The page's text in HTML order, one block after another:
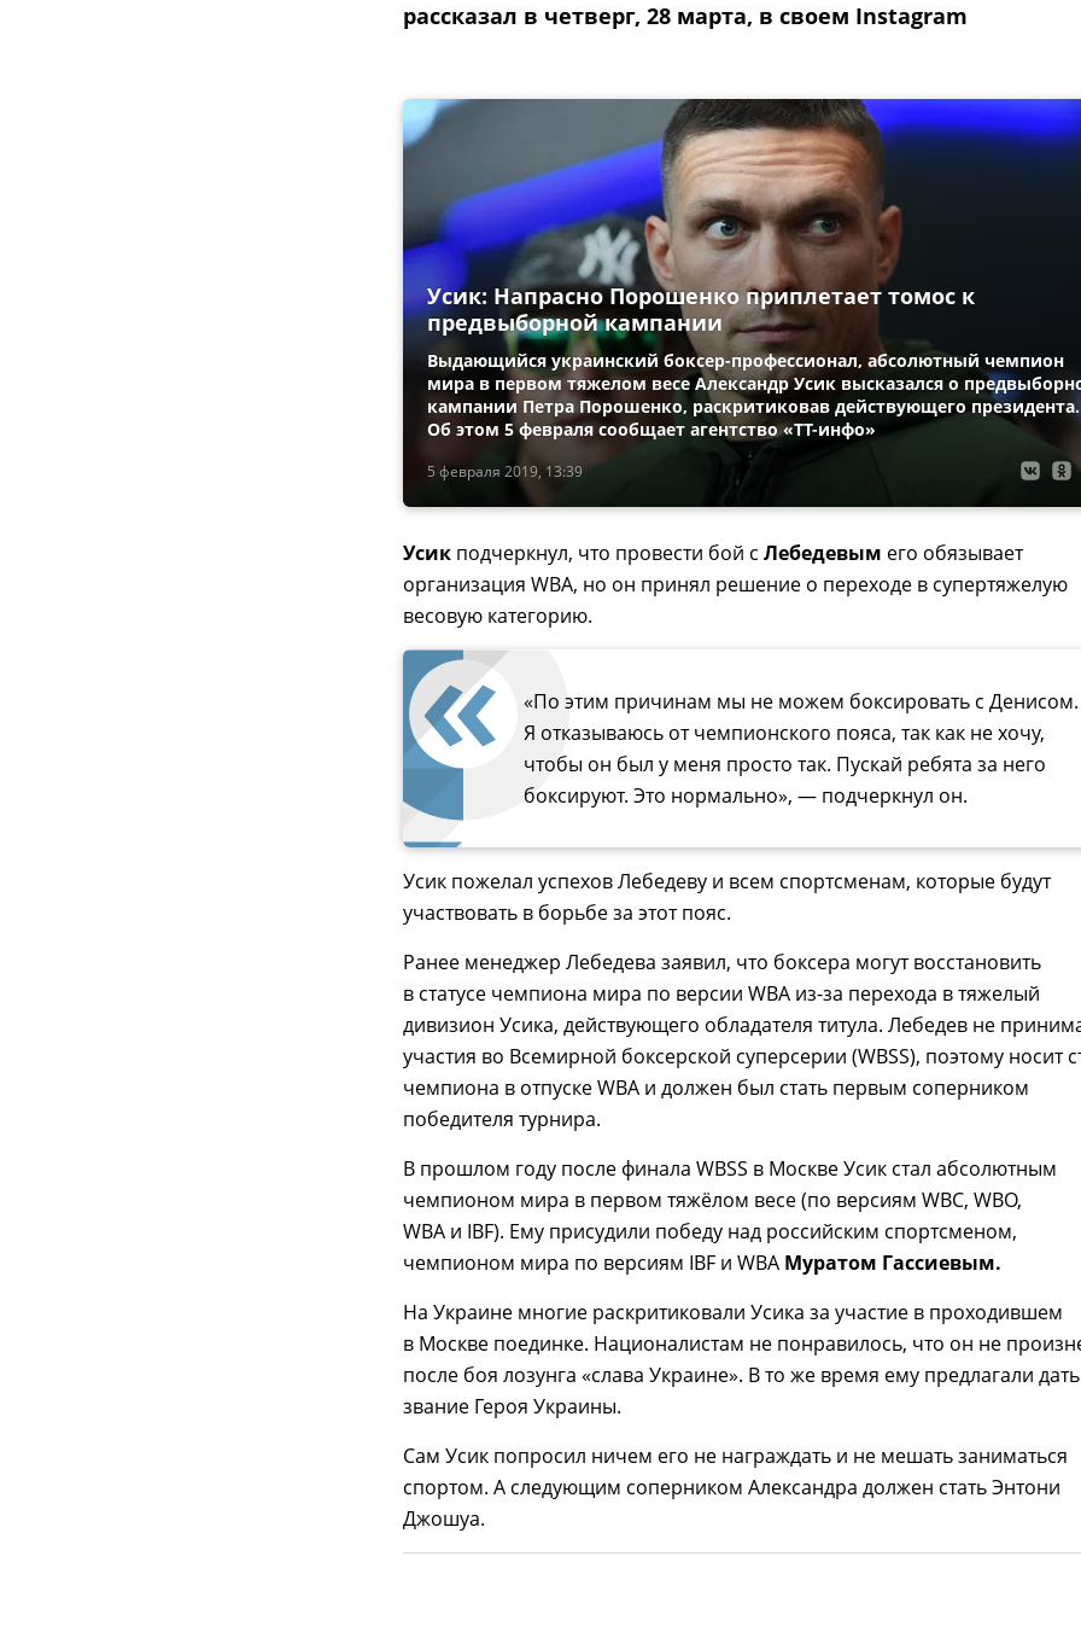
рассказал в четверг, 28 марта, в своем Instagram
5 февраля 2019, 13:39
Усик: Напрасно Порошенко приплетает томос к
предвыборной кампании
Выдающийся украинский боксер-профессионал, абсолютный чемпион
мира в первом тяжелом весе Александр Усик высказался о
кампании Петра Порошенко, раскритиковав действующего президента.
Об этом 5 февраля сообщает агентство «ТТ-инфо»
Усик подчеркнул, что провести бой с Лебедевым его обязывает
организация WBA, но он принял решение о переходе в супертяжелую
весовую категорию.
«По этим причинам мы не можем боксировать с Денисом.
Я отказываюсь от чемпионского пояса, так как не хочу,
чтобы он был у меня просто так. Пускай ребята за него
боксируют. Это нормально», — подчеркнул он.
Усик пожелал успехов Лебедеву и всем спортсменам, которые будут
участвовать в борьбе за этот пояс.
Ранее менеджер Лебедева заявил, что боксера могут восстановить
в статусе чемпиона мира по версии WBA из-за перехода в тяжелый
дивизион Усика, действующего обладателя титула. Лебедев не
участия во Всемирной боксерской суперсерии (WBSS), поэтому носит
чемпиона в отпуске WBA и должен был стать первым соперником
победителя турнира.
В прошлом году после финала WBSS в Москве Усик стал абсолютным
чемпионом мира в первом тяжёлом весе (по версиям WBC, WBO,
WBA и IBF). Ему присудили победу над российским спортсменом,
чемпионом мира по версиям IBF и WBA Муратом Гассиевым.
На Украине многие раскритиковали Усика за участие в проходившем
в Москве поединке. Националистам не понравилось, что он не
после боя лозунга «слава Украине». В то же время ему предлагали дать
звание Героя Украины.
Сам Усик попросил ничем его не награждать и не мешать заниматься
спортом. А следующим соперником Александра должен стать Энтони
Джошуа.